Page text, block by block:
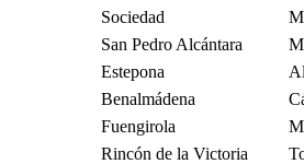
Sociedad
San Pedro Alcántara
Estepona
Benalmádena
Fuengirola
Rincón de la Victoria